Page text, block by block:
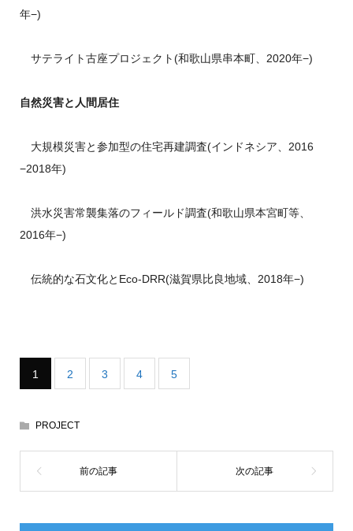
年−)
サテライト古座プロジェクト(和歌山県串本町、2020年−)
自然災害と人間居住
大規模災害と参加型の住宅再建調査(インドネシア、2016
−2018年)
洪水災害常襲集落のフィールド調査(和歌山県本宮町等、
2016年−)
伝統的な石文化とEco-DRR(滋賀県比良地域、2018年−)
1 2 3 4 5
PROJECT